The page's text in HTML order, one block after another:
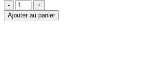
Ajouter au panier